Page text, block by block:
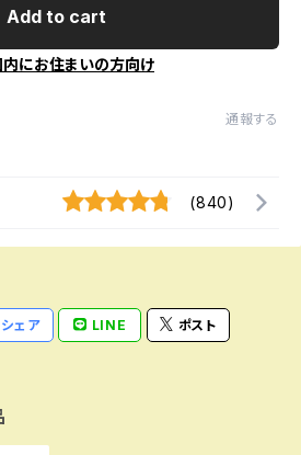
Add to cart
内にお住まいの方向け
通報する
(840)
シェア LINE ポスト